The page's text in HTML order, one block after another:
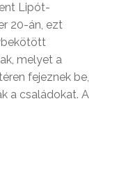
Lipót-
20-án, ezt
melyet a
fejeznek be,
a családokat. A